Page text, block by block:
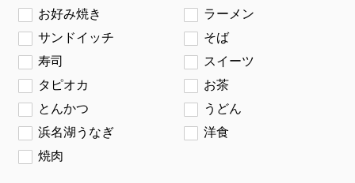
お好み焼き
ラーメン
サンドイッチ
そば
寿司
スイーツ
タピオカ
お茶
とんかつ
うどん
浜名湖うなぎ
洋食
焼肉